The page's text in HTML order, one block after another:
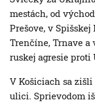
mestách, od
Prešove, v
Trenčíne, Trnave
ruskej agresie proti
V Košiciach sa
ulici. Sprievodom